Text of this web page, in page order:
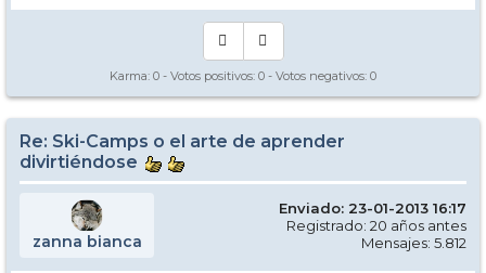
Karma: 0 - Votos positivos: 0 - Votos negativos: 0
Re: Ski-Camps o el arte de aprender
divirtiéndose
zanna bianca
Enviado: 23-01-2013 16:17
Registrado: 20 años antes
Mensajes: 5.812